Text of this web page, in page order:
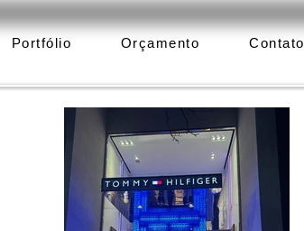
Portfólio Orçamento Contato